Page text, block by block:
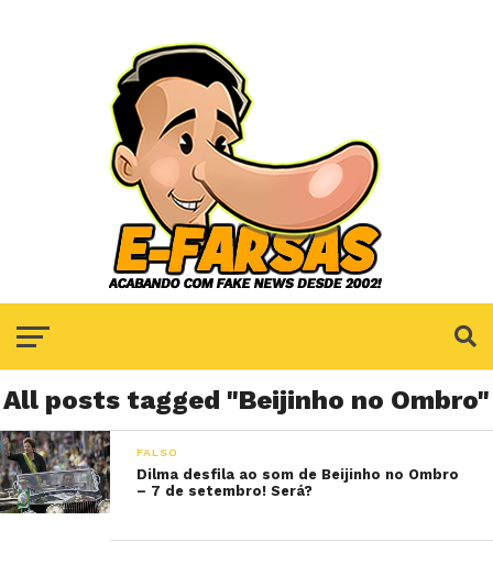
All posts tagged "Beijinho no Ombro"
FALSO
Dilma desfila ao som de Beijinho no Ombro
– 7 de setembro! Será?